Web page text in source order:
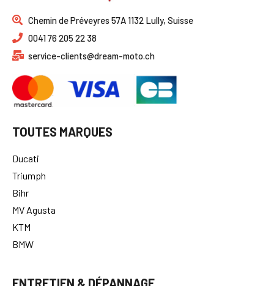
Chemin de Préveyres 57A 1132 Lully, Suisse
0041 76 205 22 38
service-clients@dream-moto.ch
TOUTES MARQUES
Ducati
Triumph
Bihr
MV Agusta
KTM
BMW